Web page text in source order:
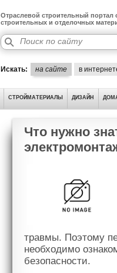
Отраслевой строительный портал
строительных и отделочных
Искать: на сайте в
СТРОЙМАТЕРИАЛЫ ДИЗАЙН
Что нужно
травмы. Поэтому
необходимо
безопасности.